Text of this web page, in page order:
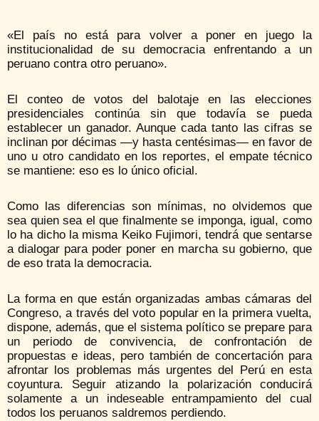
«El país no está para volver a poner en juego la
institucionalidad de su democracia enfrentando a un
peruano contra otro peruano».
El conteo de votos del balotaje en las elecciones
presidenciales continúa sin que todavía se pueda
establecer un ganador. Aunque cada tanto las cifras se
inclinan por décimas —y hasta centésimas— en favor de
uno u otro candidato en los reportes, el empate técnico
se mantiene: eso es lo único oficial.
Como las diferencias son mínimas, no olvidemos que
sea quien sea el que finalmente se imponga, igual, como
lo ha dicho la misma Keiko Fujimori, tendrá que sentarse
a dialogar para poder poner en marcha su gobierno, que
de eso trata la democracia.
La forma en que están organizadas ambas cámaras del
Congreso, a través del voto popular en la primera vuelta,
dispone, además, que el sistema político se prepare para
un periodo de convivencia, de confrontación de
propuestas e ideas, pero también de concertación para
afrontar los problemas más urgentes del Perú en esta
coyuntura. Seguir atizando la polarización conducirá
solamente a un indeseable entrampamiento del cual
todos los peruanos saldremos perdiendo.